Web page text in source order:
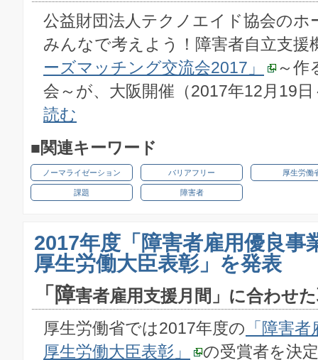
公益財団法人テクノエイド協会のホ
みんなで考えよう！障害者自立支援
ーズマッチング交流会2017」
～作
会～が、大阪開催（2017年12月19
読む
■関連キーワード
ノーマライゼーション バリアフリー 厚生労働
課題 障害者
2017年度「障害者雇用優良事
厚生労働大臣表彰」を発表
「障害者雇用支援月間」に合わせ
厚生労働省では2017年度の 「障害
厚生労働大臣表彰」
の受賞者を決